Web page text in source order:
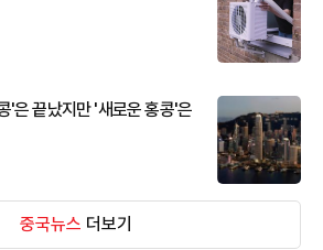
'은 끝났지만 '새로운 홍콩'은
중국뉴스 더보기